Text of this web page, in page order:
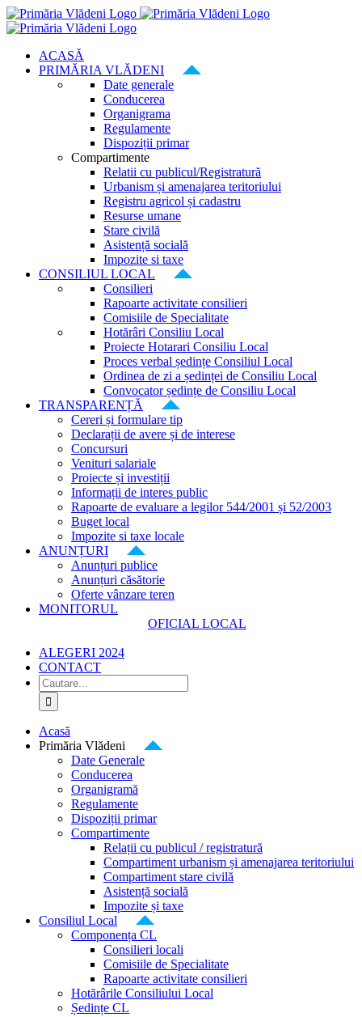
Skip
to
ACASĂ
PRIMĂRIA VLĂDENI
Date generale
Conducerea
Organigrama
Regulamente
Dispoziții primar
Compartimente
Relatii cu publicul/Registratură
Urbanism și amenajarea teritoriului
Registru agricol și cadastru
Resurse umane
Stare civilă
Asistență socială
Impozite si taxe
CONSILIUL LOCAL
Consilieri
Rapoarte activitate consilieri
Comisiile de Specialitate
Hotărâri Consiliu Local
Proiecte Hotarari Consiliu Local
Proces verbal ședințe Consiliul Local
Ordinea de zi a ședinței de Consiliu Local
Convocator ședințe de Consiliu Local
TRANSPARENȚĂ
Cereri și formulare tip
Declarații de avere și de interese
Concursuri
Venituri salariale
Proiecte și investiții
Informații de interes public
Rapoarte de evaluare a legilor 544/2001 și 52/2003
Buget local
Impozite si taxe locale
ANUNȚURI
Anunțuri publice
Anunțuri căsătorie
Oferte vânzare teren
MONITORUL
OFICIAL LOCAL
ALEGERI 2024
CONTACT
Cautare...
Acasă
Primăria Vlădeni
Date Generale
Conducerea
Organigramă
Regulamente
Dispoziții primar
Compartimente
Relații cu publicul / registratură
Compartiment urbanism și amenajarea teritoriului
Compartiment stare civilă
Asistență socială
Impozite și taxe
Consiliul Local
Componența CL
Consilieri locali
Comisiile de Specialitate
Rapoarte activitate consilieri
Hotărârile Consiliului Local
Ședințe CL